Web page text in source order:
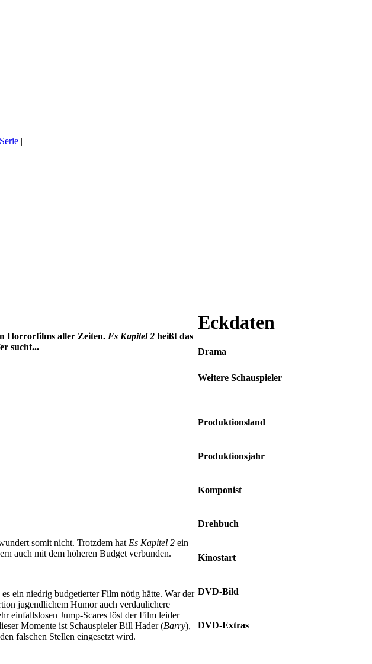
Serie |
Horrorfilms aller Zeiten. Es Kapitel 2 heißt das
sucht...
somit nicht. Trotzdem hat Es Kapitel 2 ein
auch mit dem höheren Budget verbunden.
ein niedrig budgetierter Film nötig hätte. War der
jugendlichem Humor auch verdaulichere
einfallslosen Jump-Scares löst der Film leider
Momente ist Schauspieler Bill Hader (Barry),
falschen Stellen eingesetzt wird.
Eckdaten
Drama
Weitere Schauspieler
Produktionsland
Produktionsjahr
Komponist
Drehbuch
Kinostart
DVD-Bild
DVD-Extras